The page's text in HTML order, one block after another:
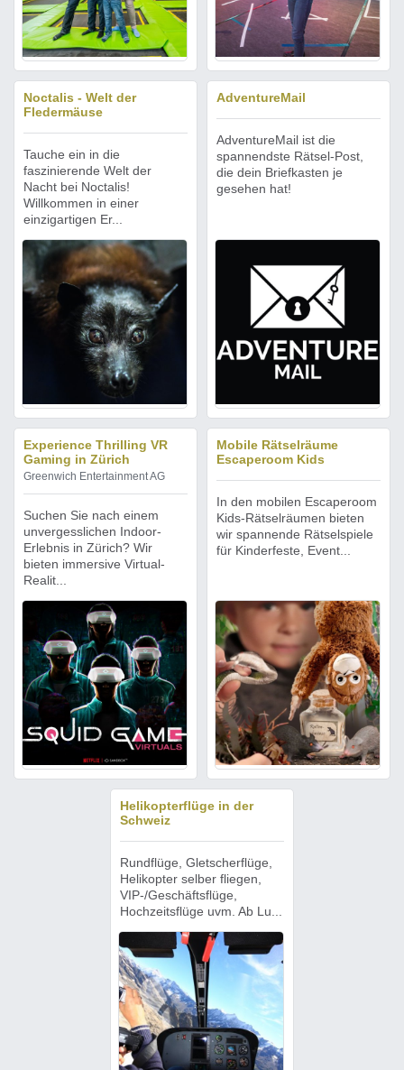
Noctalis - Welt der
Fledermäuse
Tauche ein in die
faszinierende Welt der
Nacht bei Noctalis!
Willkommen in einer
einzigartigen Er...
AdventureMail
AdventureMail ist die
spannendste Rätsel-Post,
die dein Briefkasten je
gesehen hat!
Experience Thrilling VR
Gaming in Zürich
Greenwich Entertainment AG
Suchen Sie nach einem
unvergesslichen Indoor-
Erlebnis in Zürich? Wir
bieten immersive Virtual-
Realit...
Mobile Rätselräume
Escaperoom Kids
In den mobilen Escaperoom
Kids-Rätselräumen bieten
wir spannende Rätselspiele
für Kinderfeste, Event...
Helikopterflüge in der
Schweiz
Rundflüge, Gletscherflüge,
Helikopter selber fliegen,
VIP-/Geschäftsflüge,
Hochzeitsflüge uvm. Ab Lu...